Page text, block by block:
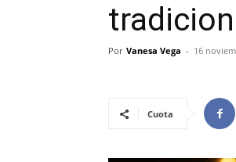
Por Vanesa Vega - 16
Cuota